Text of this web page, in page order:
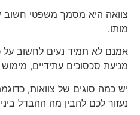
צוואה היא מסמך משפטי חשוב
מותו.
אמנם לא תמיד נעים לחשוב
מניעת סכסוכים עתידיים,
יש כמה סוגים של צוואות,
נעזור לכם להבין מה ההבדל